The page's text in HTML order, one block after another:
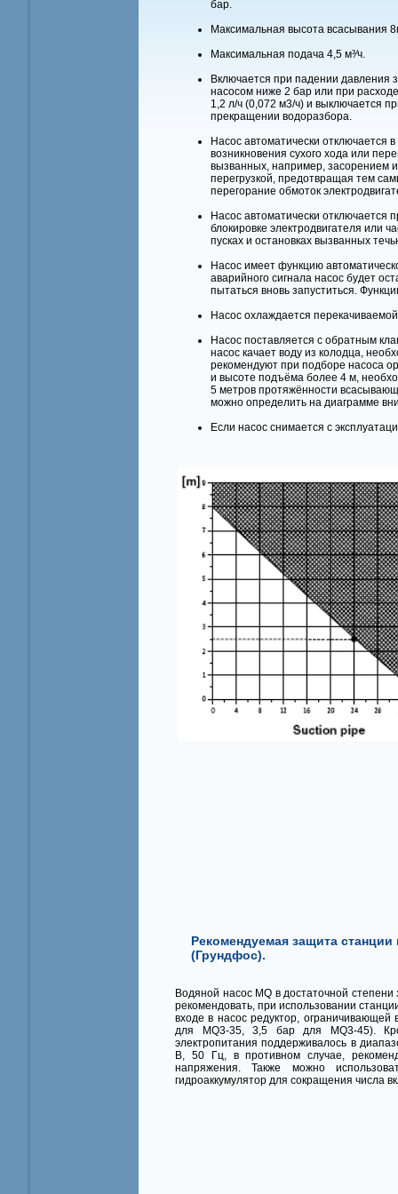
бар.
Максимальная высота всасывания
Максимальная подача 4,5 м³⁄ч.
Включается при падении давления
насосом ниже 2 бар или при
1,2 л/ч (0,072 м3/ч) и выключается
прекращении водоразбора.
Насос автоматически отключается в
возникновения сухого хода или
вызванных, например, засорением
перегрузкой, предотвращая тем
перегорание обмоток
Насос автоматически отключается
блокировке электродвигателя или
пусках и остановках вызванных
Насос имеет функцию
аварийного сигнала насос будет
пытаться вновь запуститься.
Насос охлаждается
Насос поставляется с обратным
насос качает воду из колодца,
рекомендуют при подборе насоса
и высоте подъёма более 4 м,
5 метров протяжённости
можно определить на диаграмме
Если насос снимается с
Рекомендуемая защита
(Грундфос).
Водяной насос MQ в достаточной
рекомендовать, при использовании
входе в насос редуктор, ограничивающей
для MQ3-35, 3,5 бар для MQ3-45).
электропитания поддерживалось в
В, 50 Гц, в противном случае,
напряжения. Также можно
гидроаккумулятор для сокращения числа